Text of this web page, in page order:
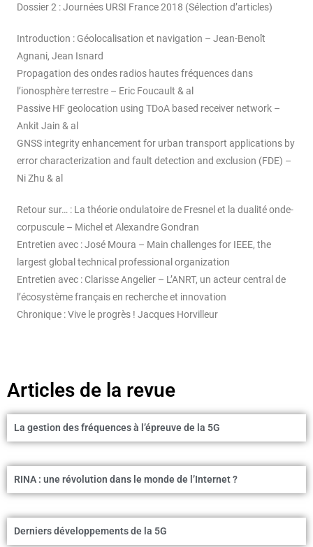
Dossier 2 : Journées URSI France 2018 (Sélection d’articles)
Introduction : Géolocalisation et navigation – Jean-Benoît
Agnani, Jean Isnard
Propagation des ondes radios hautes fréquences dans
l’ionosphère terrestre – Eric Foucault & al
Passive HF geolocation using TDoA based receiver network –
Ankit Jain & al
GNSS integrity enhancement for urban transport applications by
error characterization and fault detection and exclusion (FDE) –
Ni Zhu & al
Retour sur… : La théorie ondulatoire de Fresnel et la dualité onde-
corpuscule – Michel et Alexandre Gondran
Entretien avec : José Moura – Main challenges for IEEE, the
largest global technical professional organization
Entretien avec : Clarisse Angelier – L’ANRT, un acteur central de
l’écosystème français en recherche et innovation
Chronique : Vive le progrès ! Jacques Horvilleur
Articles de la revue
La gestion des fréquences à l’épreuve de la 5G
RINA : une révolution dans le monde de l’Internet ?
Derniers développements de la 5G